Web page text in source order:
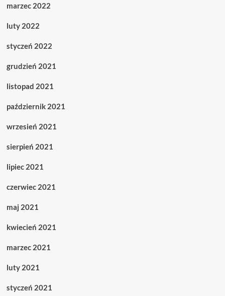
marzec 2022
luty 2022
styczeń 2022
grudzień 2021
listopad 2021
październik 2021
wrzesień 2021
sierpień 2021
lipiec 2021
czerwiec 2021
maj 2021
kwiecień 2021
marzec 2021
luty 2021
styczeń 2021